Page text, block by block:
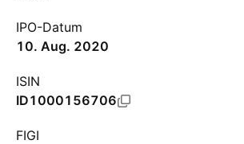
IPO-Datum
10. Aug. 2020
ISIN
ID1000156706
FIGI